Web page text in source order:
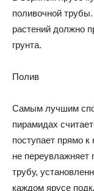
поливочной
растений должно
грунта.
Полив
Самым лучшим
пирамидах
поступает прямо к
не переувлажняет
трубу,
каждом ярусе